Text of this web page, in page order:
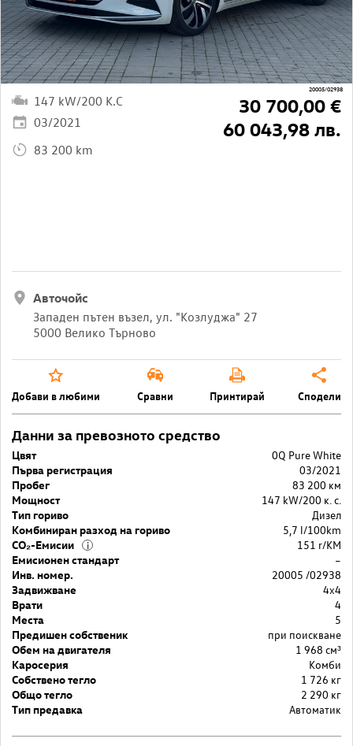
20005/02938
147 kW/200 K.C
03/2021
83 200 km
30 700,00 €
60 043,98 лв.
Авточойс
Западен пътен възел, ул. "Козлуджа" 27
5000 Велико Търново
Добави в любими Сравни Принтирай Сподели
Данни за превозното средство
Цвят
0Q Pure White
Първа регистрация
03/2021
Пробег
83 200 км
Мощност
147 kW/200 к. с.
Тип гориво
Дизел
Комбиниран разход на гориво
5,7 l/100km
CO₂-Емисии
i
151 r/KM
Емисионен стандарт
–
Инв. номер.
20005 /02938
Задвижване
4x4
Врати
4
Места
5
Предишен собственик
при поискване
Обем на двигателя
1 968 cм³
Каросерия
Комби
Собствено тегло
1 726 кг
Общо тегло
2 290 кг
Тип предавка
Автоматик